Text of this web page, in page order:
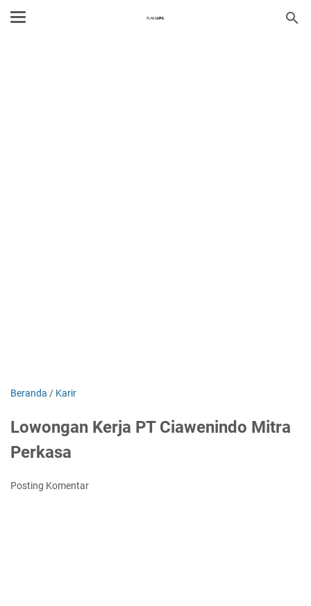
Beranda / Karir
Lowongan Kerja PT Ciawenindo Mitra
Perkasa
Posting Komentar